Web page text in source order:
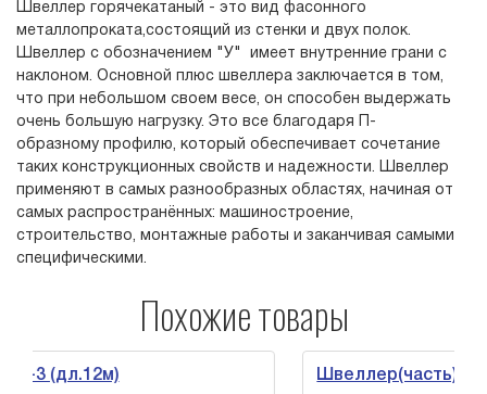
Швеллер горячекатаный - это вид фасонного
металлопроката,состоящий из стенки и двух полок.
Швеллер с обозначением "У" имеет внутренние грани с
наклоном. Основной плюс швеллера заключается в том,
что при небольшом своем весе, он способен выдержать
очень большую нагрузку. Это все благодаря П-
образному профилю, который обеспечивает сочетание
таких конструкционных свойств и надежности. Швеллер
применяют в самых разнообразных областях, начиная от
самых распространённых: машиностроение,
строительство, монтажные работы и заканчивая самыми
специфическими.
Похожие товары
Швеллер(часть) 27 П ст.1-